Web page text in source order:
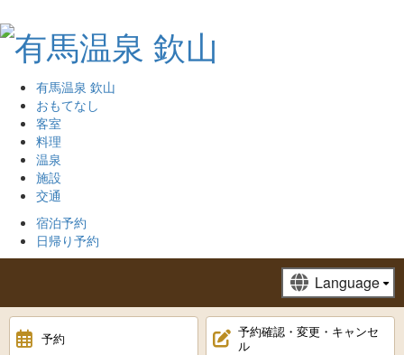
有馬温泉 欽山
おもてなし
客室
料理
温泉
施設
交通
宿泊予約
日帰り予約
予約
予約確認・変更・キャンセ
ル